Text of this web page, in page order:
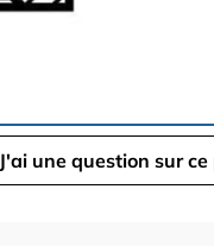
J'ai une question sur